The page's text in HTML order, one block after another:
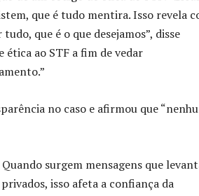
que é tudo mentira. Isso revela
que é o que desejamos”, disse
ao STF a fim de vedar
no caso e afirmou que
surgem mensagens que
isso afeta a confiança da